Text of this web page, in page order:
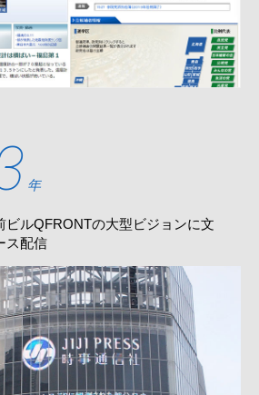
年
ビルQFRONTの大型ビジョンに文
ス配信